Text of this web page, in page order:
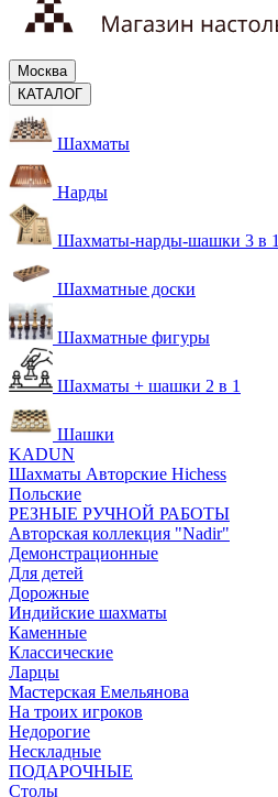
Москва
КАТАЛОГ
Шахматы
Нарды
Шахматы-нарды-шашки 3 в 1
Шахматные доски
Шахматные фигуры
Шахматы + шашки 2 в 1
Шашки
KADUN
Шахматы Авторские Hichess
Польские
РЕЗНЫЕ РУЧНОЙ РАБОТЫ
Авторская коллекция "Nadir"
Демонстрационные
Для детей
Дорожные
Индийские шахматы
Каменные
Классические
Ларцы
Мастерская Емельянова
На троих игроков
Недорогие
Нескладные
ПОДАРОЧНЫЕ
Столы